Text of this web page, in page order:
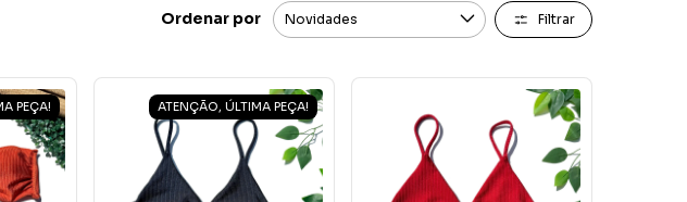
Ordenar por Filtrar
PEÇA! ATENÇÃO, ÚLTIMA PEÇA!